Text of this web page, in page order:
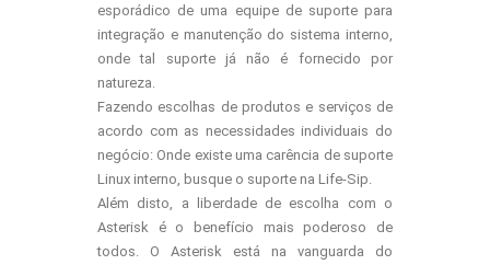
esporádico de uma equipe de suporte para
integração e manutenção do sistema interno,
onde tal suporte já não é fornecido por
natureza.
Fazendo escolhas de produtos e serviços de
acordo com as necessidades individuais do
negócio: Onde existe uma carência de suporte
Linux interno, busque o suporte na Life-Sip.
Além disto, a liberdade de escolha com o
Asterisk é o benefício mais poderoso de
todos. O Asterisk está na vanguarda do